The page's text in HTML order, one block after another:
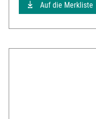
Auf die Merkliste